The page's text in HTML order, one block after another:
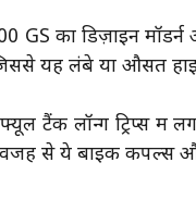
GS का डिज़ाइन
यह लंबे या औसत
टैंक लॉन्ग ट्रिप्स में
से ये बाइक कपल्स